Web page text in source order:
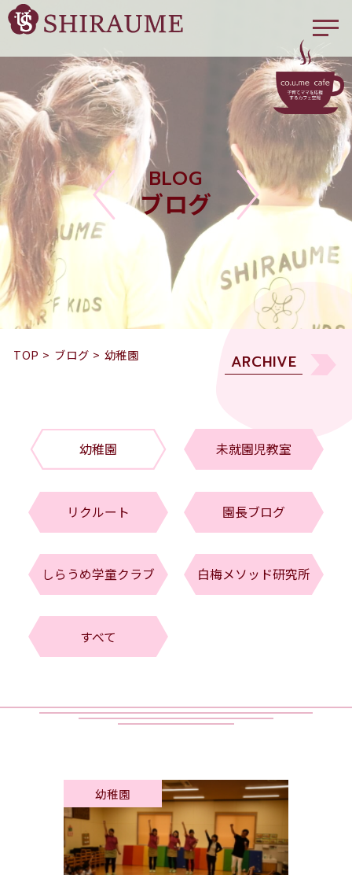
BLOG
ブログ
TOP > ブログ > 幼稚園 ARCHIVE
幼稚園 未就園児教室
リクルート 園長ブログ
しらうめ学童クラブ 白梅メソッド研究所
すべて
幼稚園